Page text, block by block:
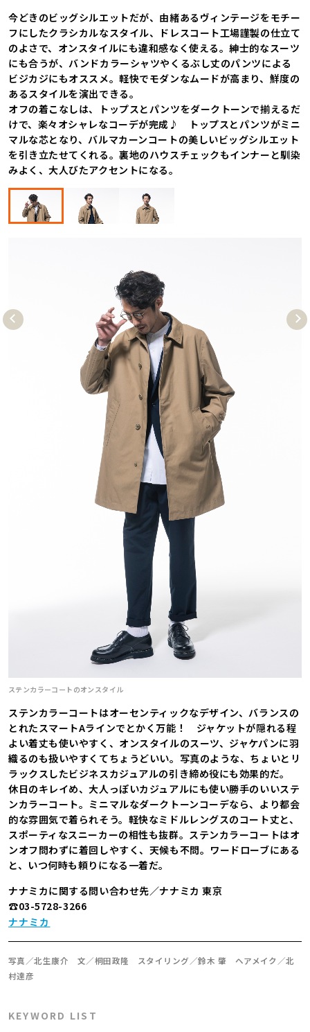
今どきのビッグシルエットだが、由緒あるヴィンテージをモチー
フにしたクラシカルなスタイル、ドレスコート工場謹製の仕立て
のよさで、オンスタイルにも違和感なく使える。紳士的なスーツ
にも合うが、バンドカラーシャツやくるぶし丈のパンツによる
ビジカジにもオススメ。軽快でモダンなムードが高まり、鮮度の
あるスタイルを演出できる。
オフの着こなしは、トップスとパンツをダークトーンで揃えるだ
けで、楽々オシャレなコーデが完成♪ トップスとパンツがミニ
マルな芯となり、バルマカーンコートの美しいビッグシルエット
を引き立たせてくれる。裏地のハウスチェックもインナーと馴染
みよく、大人びたアクセントになる。
Pre
vio
ステンカラーコートのオンスタイル
Nex
t
ステンカラーコートはオーセンティックなデザイン、バランスの
とれたスマートAラインでとかく万能！ ジャケットが隠れる程
よい着丈も使いやすく、オンスタイルのスーツ、ジャケパンに羽
織るのも扱いやすくてちょうどいい。写真のような、ちょいとリ
ラックスしたビジネスカジュアルの引き締め役にも効果的だ。
休日のキレイめ、大人っぽいカジュアルにも使い勝手のいいステ
ンカラーコート。ミニマルなダークトーンコーデなら、より都会
的な雰囲気で着られそう。軽快なミドルレングスのコート丈と、
スポーティなスニーカーの相性も抜群。ステンカラーコートはオ
ンオフ問わずに着回しやすく、天候も不問。ワードローブにある
と、いつ何時も頼りになる一着だ。
ナナミカに関する問い合わせ先／ナナミカ 東京
☎03-5728-3266
ナナミカ
写真／北生康介 文／桐田政隆 スタイリング／鈴木 肇 ヘアメイク／北
村達彦
KEYWORD LIST